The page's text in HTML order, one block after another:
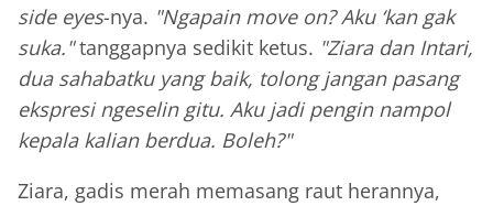
side eyes-nya. "Ngapain move on? Aku ‘kan gak
suka."tanggapnya sedikit ketus. "Ziara dan Intari,
dua sahabatku yang baik, tolong jangan pasang
ekspresi ngeselin gitu. Aku jadi pengin nampol
kepala kalian berdua. Boleh?"
Ziara, gadis merah memasang raut herannya,